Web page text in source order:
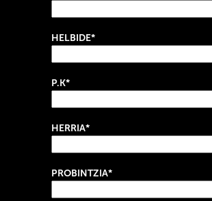
HELBIDE*
P.K*
HERRIA*
PROBINTZIA*